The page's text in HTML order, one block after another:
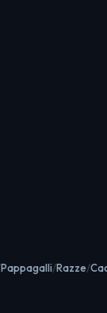
Pappagalli Razze